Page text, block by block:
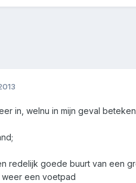
in, welnu in mijn geval
redelijk goede buurt van een
een voetpad